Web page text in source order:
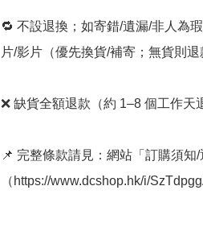
🔁 不設退換；如寄錯/遺漏/非人為
片/影片（優先換貨/補寄；無貨則退
❌ 缺貨全額退款（約 1–8 個工作天
📌 完整條款請見：網站「訂購須知/
（https://www.dcshop.hk/i/